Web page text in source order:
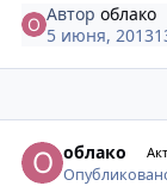
Автороблако
5 июня, 2013
облако